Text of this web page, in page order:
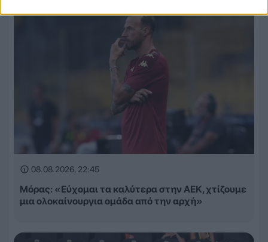
08.08.2026, 22:45
Μόρας: «Εύχομαι τα καλύτερα στην ΑΕΚ, χτίζουμε
μια ολοκαίνουργια ομάδα από την αρχή»